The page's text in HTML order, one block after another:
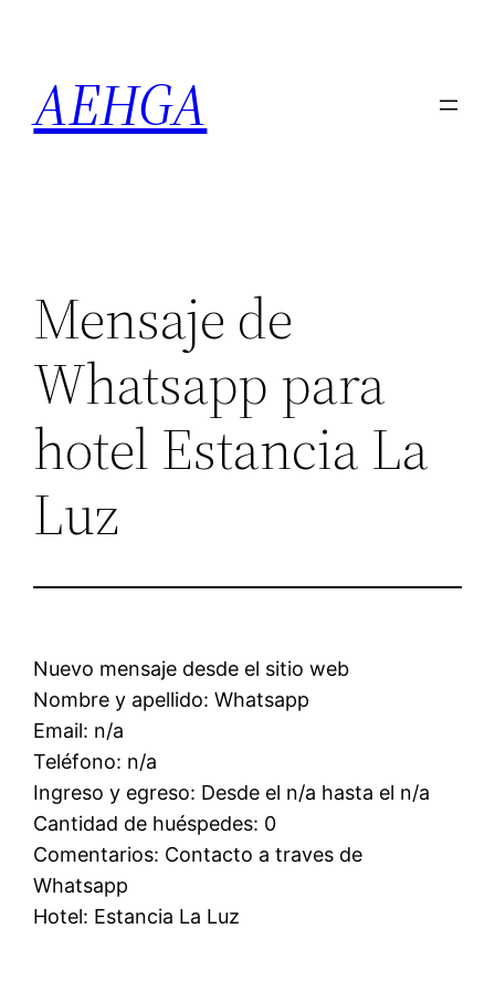
contenido
AEHGA
Mensaje de
Whatsapp para
hotel Estancia La
Luz
Nuevo mensaje desde el sitio web
Nombre y apellido: Whatsapp
Email: n/a
Teléfono: n/a
Ingreso y egreso: Desde el n/a hasta el n/a
Cantidad de huéspedes: 0
Comentarios: Contacto a traves de
Whatsapp
Hotel: Estancia La Luz